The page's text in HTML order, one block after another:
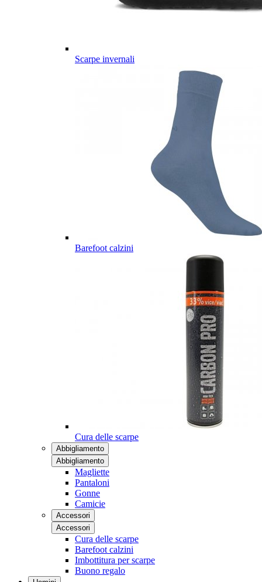
Scarpe invernali
Barefoot calzini
Cura delle scarpe
Abbigliamento
Abbigliamento
Magliette
Pantaloni
Gonne
Camicie
Accessori
Accessori
Cura delle scarpe
Barefoot calzini
Imbottitura per scarpe
Buono regalo